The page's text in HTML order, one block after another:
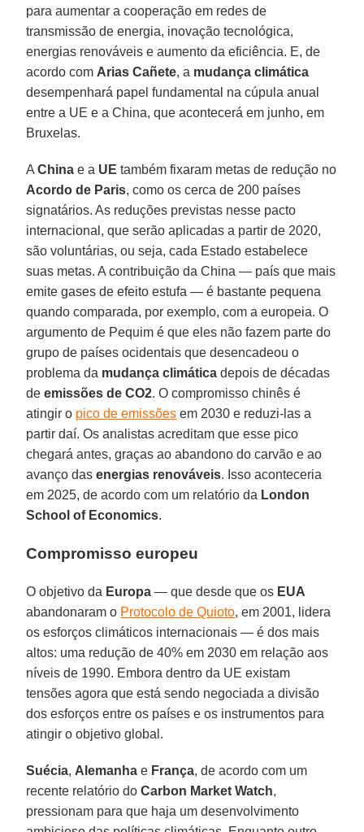
para aumentar a cooperação em redes de
transmissão de energia, inovação tecnológica,
energias renováveis e aumento da eficiência. E, de
acordo com Arias Cañete, a mudança climática
desempenhará papel fundamental na cúpula anual
entre a UE e a China, que acontecerá em junho, em
Bruxelas.
AChina e a UE também fixaram metas de redução no
Acordo de Paris, como os cerca de 200 países
signatários. As reduções previstas nesse pacto
internacional, que serão aplicadas a partir de 2020,
são voluntárias, ou seja, cada Estado estabelece
suas metas. A contribuição da China — país que mais
emite gases de efeito estufa — é bastante pequena
quando comparada, por exemplo, com a europeia. O
argumento de Pequim é que eles não fazem parte do
grupo de países ocidentais que desencadeou o
problema da mudança climática depois de décadas
deemissões de CO2. O compromisso chinês é
atingir o pico de emissões em 2030 e reduzi-las a
partir daí. Os analistas acreditam que esse pico
chegará antes, graças ao abandono do carvão e ao
avanço dasenergias renováveis. Isso aconteceria
em 2025, de acordo com um relatório da London
School of Economics.
Compromisso europeu
O objetivo da Europa — que desde que os EUA
abandonaram o Protocolo de Quioto, em 2001, lidera
os esforços climáticos internacionais — é dos mais
altos: uma redução de 40% em 2030 em relação aos
níveis de 1990. Embora dentro da UE existam
tensões agora que está sendo negociada a divisão
dos esforços entre os países e os instrumentos para
atingir o objetivo global.
Suécia, Alemanha e França, de acordo com um
recente relatório do Carbon Market Watch,
pressionam para que haja um desenvolvimento